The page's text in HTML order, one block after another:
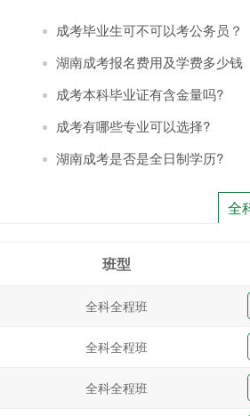
成考毕业生可不可以考公务员？
湖南成考报名费用及学费多少钱
成考本科毕业证有含金量吗?
成考有哪些专业可以选择?
湖南成考是否是全日制学历?
全
班型
全科全程班
全科全程班
全科全程班